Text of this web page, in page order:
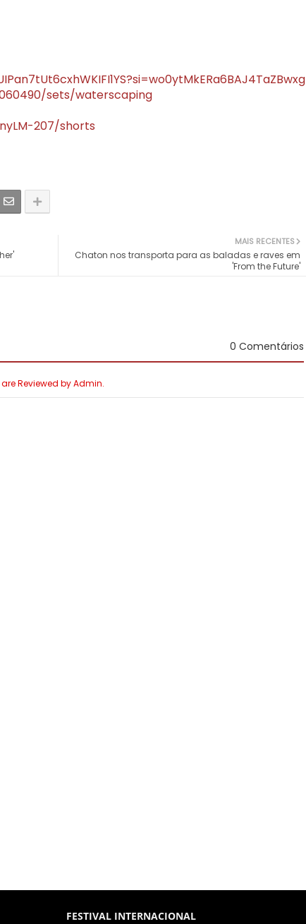
sets/waterscaping
207/shorts
MAIS RECENTES
Chaton nos transporta para as baladas e raves em
'From the Future'
0 Comentários
Reviewed by Admin.
FESTIVAL INTERNACIONAL